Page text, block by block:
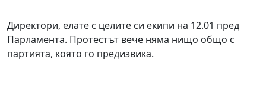
Директори, елате с целите си екипи на 12.01 пред
Парламента. Протестът вече няма нищо общо с
партията, която го предизвика.